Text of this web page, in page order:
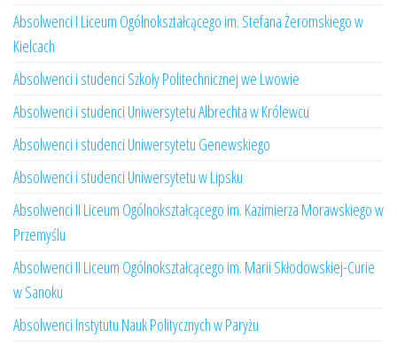
Absolwenci I Liceum Ogólnokształcącego im. Stefana Żeromskiego w
Kielcach
Absolwenci i studenci Szkoły Politechnicznej we Lwowie
Absolwenci i studenci Uniwersytetu Albrechta w Królewcu
Absolwenci i studenci Uniwersytetu Genewskiego
Absolwenci i studenci Uniwersytetu w Lipsku
Absolwenci II Liceum Ogólnokształcącego im. Kazimierza Morawskiego w
Przemyślu
Absolwenci II Liceum Ogólnokształcącego im. Marii Skłodowskiej-Curie
w Sanoku
Absolwenci Instytutu Nauk Politycznych w Paryżu